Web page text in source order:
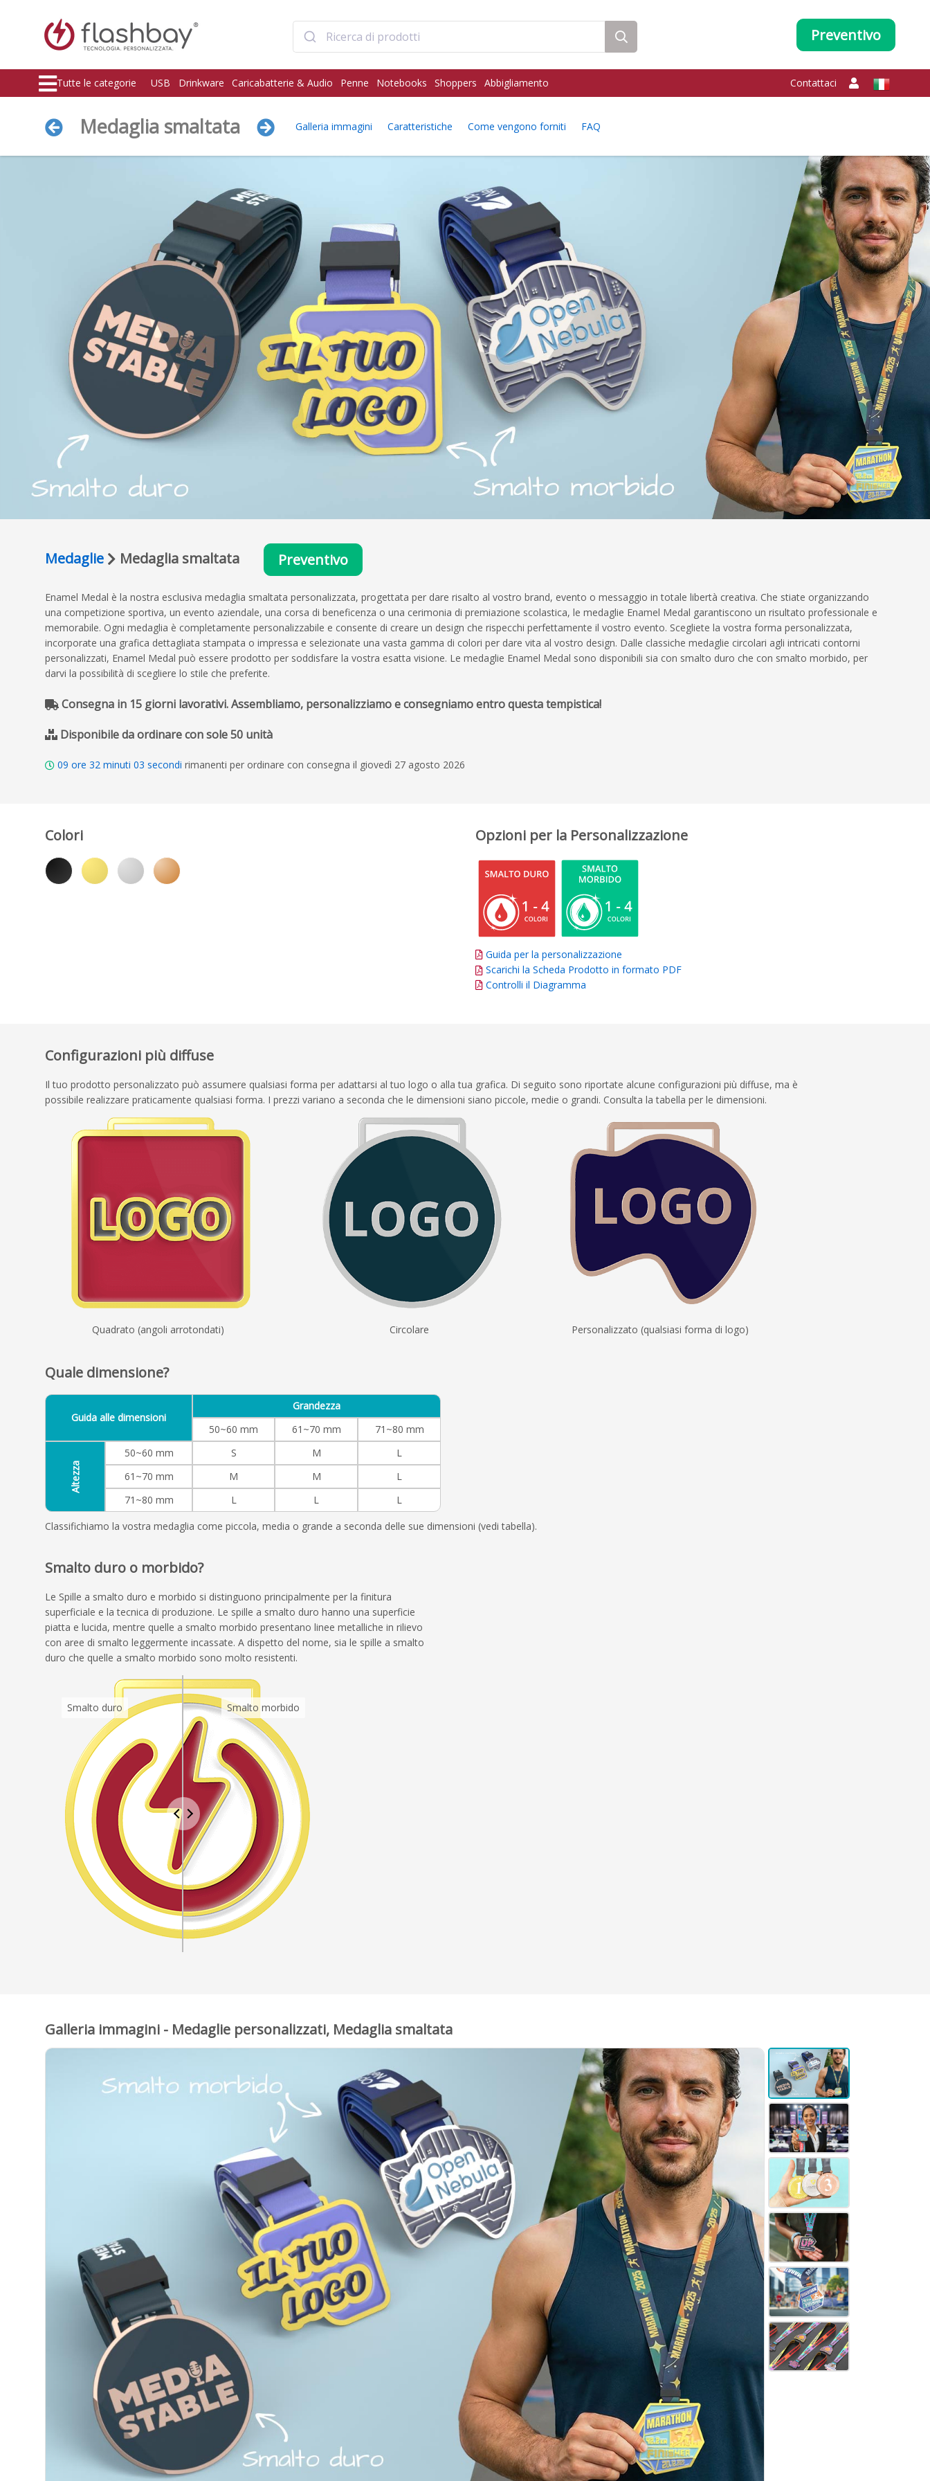
Preventivo
Tutte le categorie USB Drinkware Caricabatterie & Audio Penne Notebooks Shoppers Abbigliamento Contattaci
Medaglia smaltata Galleria immagini Caratteristiche Come vengono forniti FAQ
Medaglie Medaglia smaltata Preventivo
Enamel Medal è la nostra esclusiva medaglia smaltata personalizzata, progettata per dare risalto al vostro brand, evento o messaggio in totale libertà creativa. Che stiate organizzando
una competizione sportiva, un evento aziendale, una corsa di beneficenza o una cerimonia di premiazione scolastica, le medaglie Enamel Medal garantiscono un risultato professionale e
memorabile. Ogni medaglia è completamente personalizzabile e consente di creare un design che rispecchi perfettamente il vostro evento. Scegliete la vostra forma personalizzata,
incorporate una grafica dettagliata stampata o impressa e selezionate una vasta gamma di colori per dare vita al vostro design. Dalle classiche medaglie circolari agli intricati contorni
personalizzati, Enamel Medal può essere prodotto per soddisfare la vostra esatta visione. Le medaglie Enamel Medal sono disponibili sia con smalto duro che con smalto morbido, per
darvi la possibilità di scegliere lo stile che preferite.
Consegna in 15 giorni lavorativi. Assembliamo, personalizziamo e consegniamo entro questa tempistica!
Disponibile da ordinare con sole 50 unità
09 ore 32 minuti 02 secondi rimanenti per ordinare con consegna il giovedì 27 agosto 2026
Colori Opzioni per la Personalizzazione
Guida per la personalizzazione
Scarichi la Scheda Prodotto in formato PDF
Controlli il Diagramma
Configurazioni più diffuse
Il tuo prodotto personalizzato può assumere qualsiasi forma per adattarsi al tuo logo o alla tua grafica. Di seguito sono riportate alcune configurazioni più diffuse, ma è
possibile realizzare praticamente qualsiasi forma. I prezzi variano a seconda che le dimensioni siano piccole, medie o grandi. Consulta la tabella per le dimensioni.
Quadrato (angoli arrotondati) Circolare Personalizzato (qualsiasi forma di logo)
Quale dimensione?
Guida alle dimensioni
Grandezza
50~60 mm
61~70 mm 71~80 mm
Altezza
50~60 mm S M
L
61~70 mm
M M
L
71~80 mm
L L
L
Classifichiamo la vostra medaglia come piccola, media o grande a seconda delle sue dimensioni (vedi tabella).
Smalto duro o morbido?
Le Spille a smalto duro e morbido si distinguono principalmente per la finitura
superficiale e la tecnica di produzione. Le spille a smalto duro hanno una superficie
piatta e lucida, mentre quelle a smalto morbido presentano linee metalliche in rilievo
con aree di smalto leggermente incassate. A dispetto del nome, sia le spille a smalto
duro che quelle a smalto morbido sono molto resistenti.
Galleria immagini - Medaglie personalizzati, Medaglia smaltata